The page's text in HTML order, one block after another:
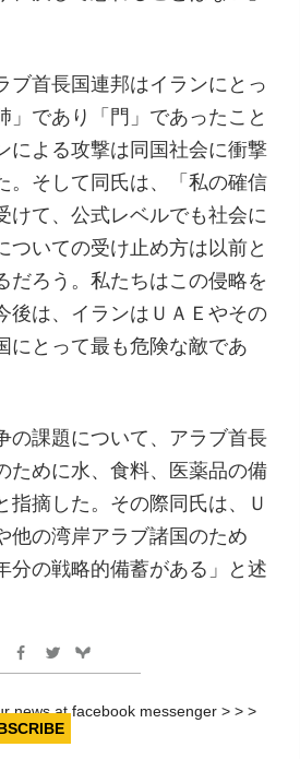
ブ首長国連邦はイランにとっ
」であり「門」であったこと
による攻撃は同国社会に衝撃
。そして同氏は、「私の確信
けて、公式レベルでも社会に
ついての受け止め方は以前と
だろう。私たちはこの侵略を
後は、イランはＵＡＥやその
にとって最も危険な敵であ
の課題について、アラブ首長
ために水、食料、医薬品の備
指摘した。その際同氏は、Ｕ
他の湾岸アラブ諸国のため
分の戦略的備蓄がある」と述
news at facebook messenger > > >